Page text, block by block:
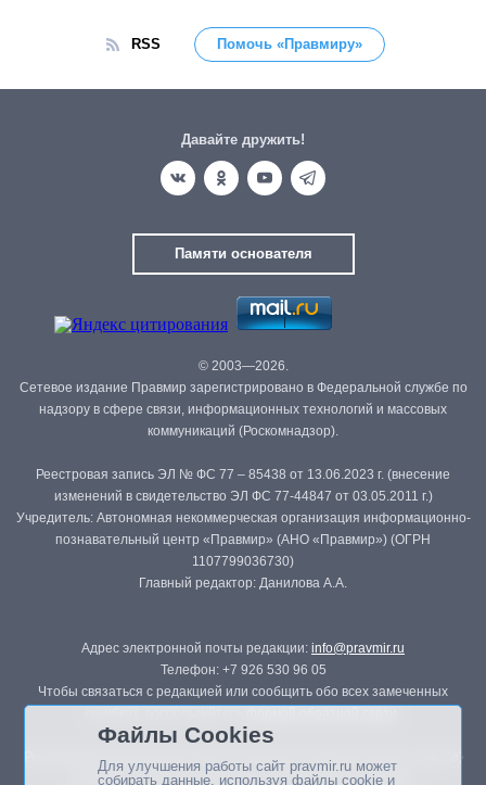
RSS Помочь «Правмиру»
Давайте дружить!
Памяти основателя
© 2003—2026.
Сетевое издание Правмир зарегистрировано в Федеральной службе по
надзору в сфере связи, информационных технологий и массовых
коммуникаций (Роскомнадзор).
Реестровая запись ЭЛ № ФС 77 – 85438 от 13.06.2023 г. (внесение
изменений в свидетельство ЭЛ ФС 77-44847 от 03.05.2011 г.)
Учредитель: Автономная некоммерческая организация информационно-
познавательный центр «Правмир» (АНО «Правмир») (ОГРН
1107799036730)
Главный редактор: Данилова А.А.
Адрес электронной почты редакции: info@pravmir.ru
Телефон: +7 926 530 96 05
Чтобы связаться с редакцией или сообщить обо всех замеченных
Републикация материалов сайта в печатных изданиях (книгах, прессе)
возможна только с письменного разрешения редакции.
Файлы Cookies
Для улучшения работы сайт pravmir.ru может
собирать данные, используя файлы cookie и